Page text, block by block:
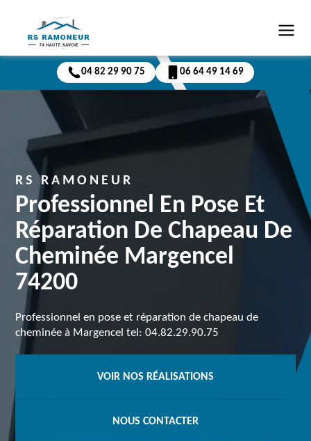
04 82 29 90 75 06 64 49 14 69
RS RAMONEUR
Professionnel En Pose Et
Réparation De Chapeau De
Cheminée Margencel
74200
Professionnel en pose et réparation de chapeau de
cheminée à Margencel tel: 04.82.29.90.75
VOIR NOS RÉALISATIONS
NOUS CONTACTER